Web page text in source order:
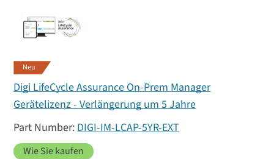
Neu
Digi LifeCycle Assurance On-Prem Manager
Gerätelizenz - Verlängerung um 5 Jahre
DIGI-IM-LCAP-5YR-EXT
Wie Sie kaufen